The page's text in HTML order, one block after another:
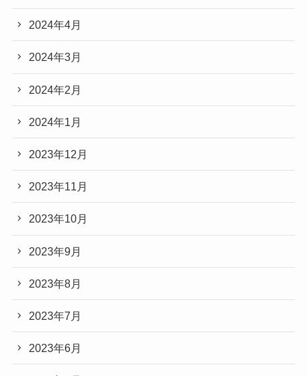
2024年4月
2024年3月
2024年2月
2024年1月
2023年12月
2023年11月
2023年10月
2023年9月
2023年8月
2023年7月
2023年6月